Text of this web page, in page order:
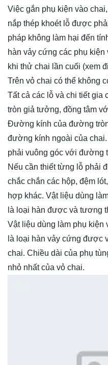
Việc gắn phụ kiện vào
nắp thép khoét lỗ được
pháp không làm hại đến
hàn vảy cứng các phụ
khi thử chai lần cuối (xem
Trên vỏ chai có thể không
Tất cả các lỗ và chi tiết
tròn giả tưởng, đồng tâm
Đường kính của đường
đường kính ngoài của
phải vuông góc với đường
Nếu cần thiết từng lỗ phải
chắc chắn các hộp, đệm
hợp khác. Vật liệu dùng
là loại hàn được và tương
Vật liệu dùng làm phụ kiện
là loại hàn vảy cứng được
chai. Chiều dài của phụ
nhỏ nhất của vỏ chai.